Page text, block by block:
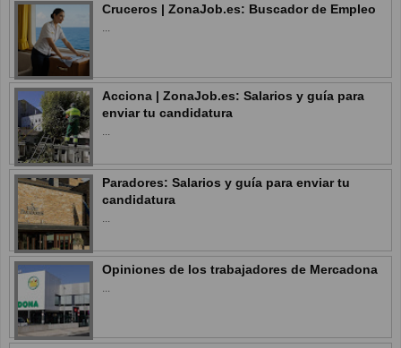
Cruceros | ZonaJob.es: Buscador de Empleo
...
Acciona | ZonaJob.es: Salarios y guía para
enviar tu candidatura
...
Paradores: Salarios y guía para enviar tu
candidatura
...
Opiniones de los trabajadores de Mercadona
...